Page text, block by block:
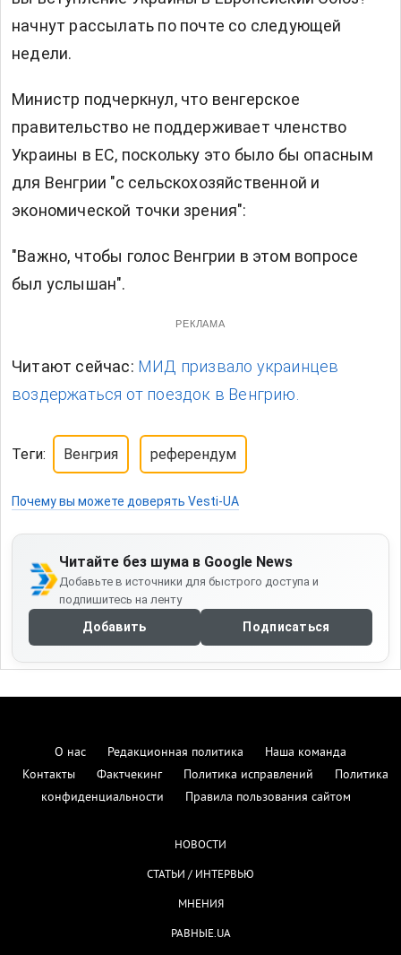
начнут рассылать по почте со следующей
недели.
Министр подчеркнул, что венгерское
правительство не поддерживает членство
Украины в ЕС, поскольку это было бы опасным
для Венгрии "с сельскохозяйственной и
экономической точки зрения":
"Важно, чтобы голос Венгрии в этом вопросе
был услышан".
РЕКЛАМА
Читают сейчас: МИД призвало украинцев
воздержаться от поездок в Венгрию.
Теги: Венгрия референдум
Почему вы можете доверять Vesti-UA
Читайте без шума в Google News
Добавьте в источники для быстрого доступа и
подпишитесь на ленту
Добавить Подписаться
О нас Редакционная политика
Наша команда
Контакты
Фактчекинг Политика исправлений
Политика
конфиденциальности
Правила пользования сайтом
НОВОСТИ
СТАТЬИ / ИНТЕРВЬЮ
МНЕНИЯ
РАВНЫЕ.UA